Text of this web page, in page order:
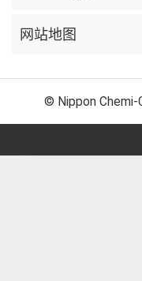
网站地图
© Nippon Chemi-